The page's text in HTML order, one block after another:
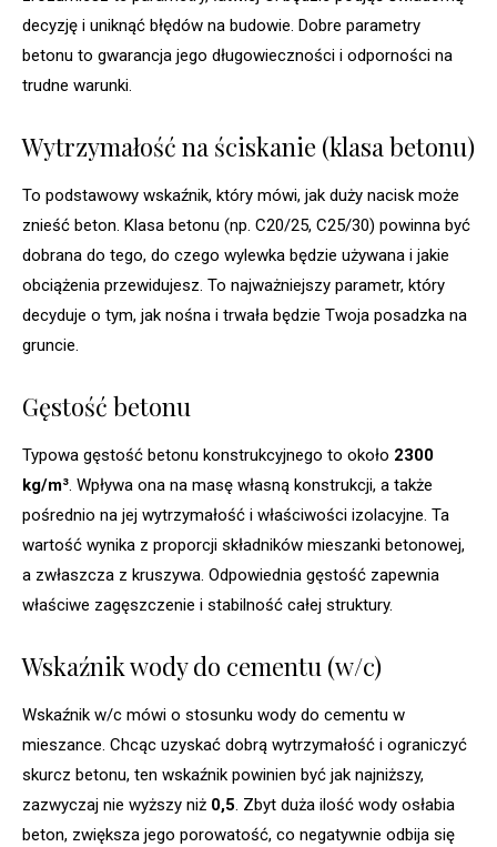
decyzję i uniknąć błędów na budowie. Dobre parametry
betonu to gwarancja jego długowieczności i odporności na
trudne warunki.
Wytrzymałość na ściskanie (klasa betonu)
To podstawowy wskaźnik, który mówi, jak duży nacisk może
znieść beton. Klasa betonu (np. C20/25, C25/30) powinna być
dobrana do tego, do czego wylewka będzie używana i jakie
obciążenia przewidujesz. To najważniejszy parametr, który
decyduje o tym, jak nośna i trwała będzie Twoja posadzka na
gruncie.
Gęstość betonu
Typowa gęstość betonu konstrukcyjnego to około 2300
kg/m³. Wpływa ona na masę własną konstrukcji, a także
pośrednio na jej wytrzymałość i właściwości izolacyjne. Ta
wartość wynika z proporcji składników mieszanki betonowej,
a zwłaszcza z kruszywa. Odpowiednia gęstość zapewnia
właściwe zagęszczenie i stabilność całej struktury.
Wskaźnik wody do cementu (w/c)
Wskaźnik w/c mówi o stosunku wody do cementu w
mieszance. Chcąc uzyskać dobrą wytrzymałość i ograniczyć
skurcz betonu, ten wskaźnik powinien być jak najniższy,
zazwyczaj nie wyższy niż 0,5. Zbyt duża ilość wody osłabia
beton, zwiększa jego porowatość, co negatywnie odbija się